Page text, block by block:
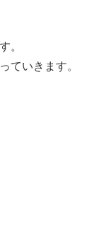
。
ていきます。